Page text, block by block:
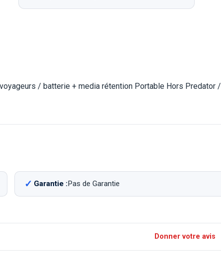
/ batterie + media rétention Portable Hors Predator /
Garantie :Pas de Garantie
Donner votre avis